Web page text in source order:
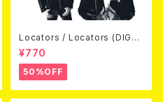
Locators / Locators (DIGPA
CK CD)
¥770
50%OFF